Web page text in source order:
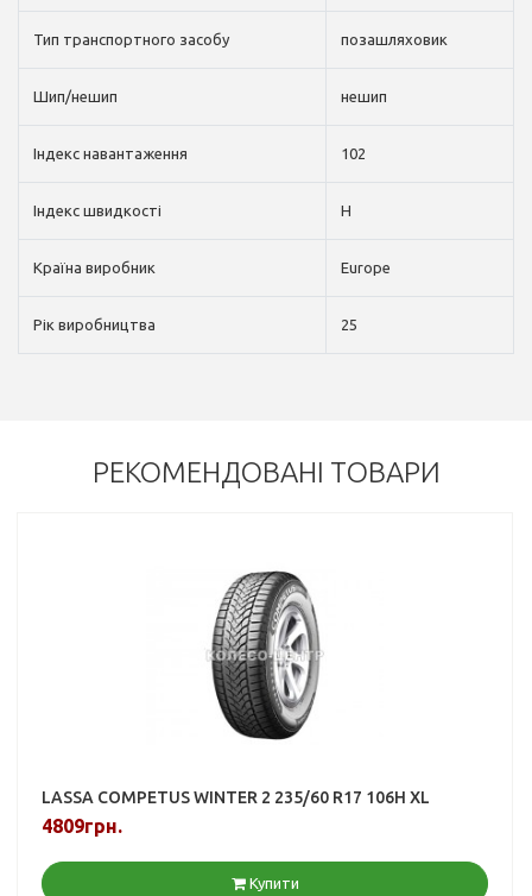
Тип транспортного засобу позашляховик
Шип/нешип нешип
Індекс навантаження 102
Індекс швидкості H
Країна виробник Europe
Рік виробництва 25
РЕКОМЕНДОВАНІ ТОВАРИ
LASSA COMPETUS WINTER 2 235/60 R17 106H XL
4809грн.
Купити